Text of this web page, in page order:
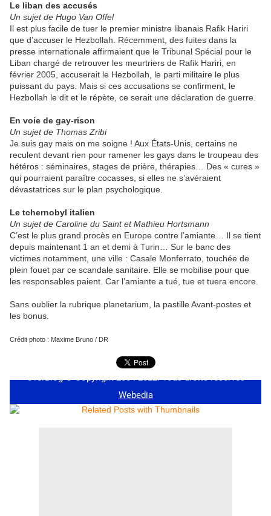
Le liban des accusés
Un sujet de Hugo Van Offel
Il est plus facile de tuer le premier ministre libanais Rafik Hariri
que d’accuser le Hezbollah. Récemment, des fuites dans la
presse internationale affirmaient que le Tribunal Spécial pour le
Liban chargé de retrouver les meurtriers de Rafik Hariri, en
février 2005, accuserait le Hezbollah, le parti militaire le plus
puissant du pays. Mais si ces accusations se confirment, le
Hezbollah le dit et le répète, ce serait une déclaration de guerre.
En voie de gay-rison
Un sujet de Thomas Zribi
Je suis gay mais on me soigne ! Aux États-Unis, certains ne
reculent devant rien pour ramener les gays dans le troupeau des
hétéros : séminaires, stages de prière, thérapies… Des « cures »
qui pourraient paraître cocasses, si elles ne s’avéraient
dévastatrices sur le plan psychologique.
Le tchernobyl italien
Un sujet de Caroline du Saint et Mathieu Hortsmann
C’est le plus grand procès en Europe contre l’amiante… Il se tient
depuis maintenant 1 an et demi à Turin… Sur le banc des
victimes notamment, une ville : Casale Monferrato, touchée de
plein fouet par ce scandale sanitaire. Elle se mobilise pour que
les responsables paient. Car l’amiante a tué, tue et tuera encore.
Sans oublier la rubrique planetarium, la pastille Avant-postes et
les bonus.
Crédit photo : Maxime Bruno / DR